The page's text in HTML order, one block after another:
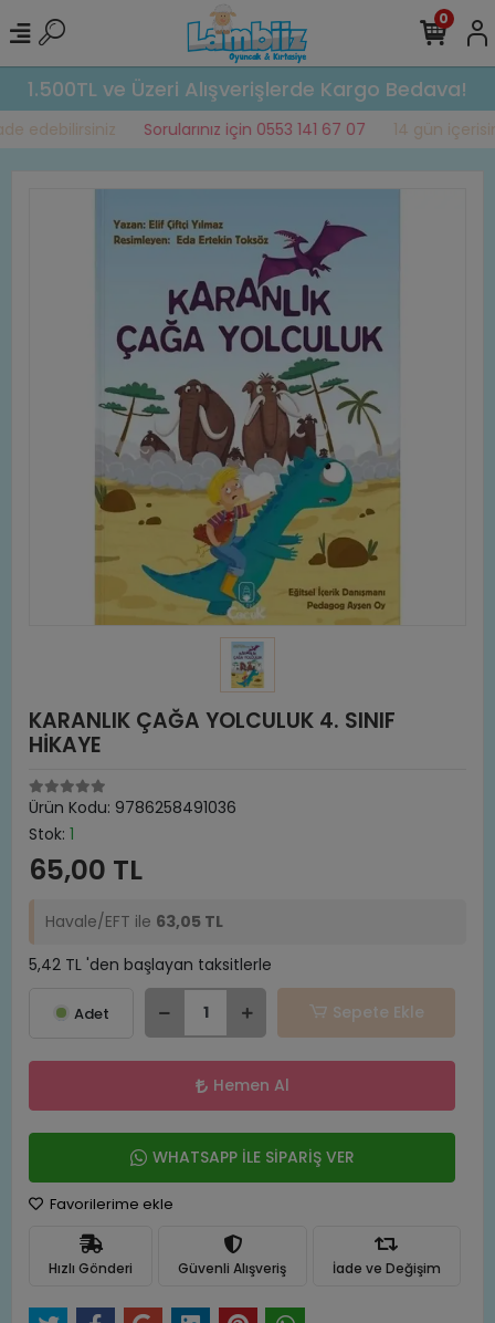
1.500TL ve Üzeri Alışverişlerde Kargo Bedava!
edebilirsiniz Sorularınız için 0553 141 67 07 14 gün
0
KARANLIK ÇAĞA YOLCULUK 4. SINIF
HİKAYE
Ürün Kodu: 9786258491036
Stok: 1
65,00 TL
Havale/EFT ile 63,05 TL
5,42 TL 'den başlayan taksitlerle
Adet Sepete Ekle
Hemen Al
WHATSAPP İLE SİPARİŞ VER
Favorilerime ekle
Hızlı Gönderi Güvenli Alışveriş İade ve Değişim